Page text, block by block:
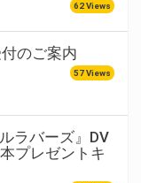
62 Views
のご案内
57 Views
ラバーズ』DV
プレゼントキ